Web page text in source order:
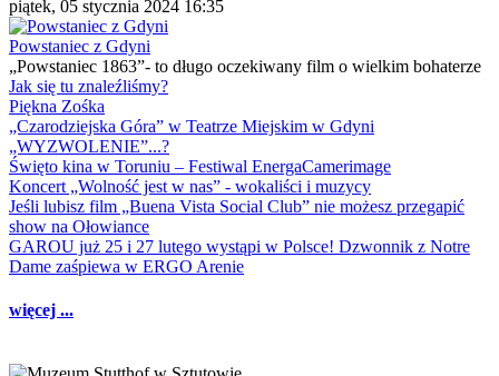
piątek, 05 stycznia 2024 16:35
Powstaniec z Gdyni
„Powstaniec 1863”- to długo oczekiwany film o wielkim bohaterze
Jak się tu znaleźliśmy?
Piękna Zośka
„Czarodziejska Góra” w Teatrze Miejskim w Gdyni
„WYZWOLENIE”...?
Święto kina w Toruniu – Festiwal EnergaCamerimage
Koncert „Wolność jest w nas” - wokaliści i muzycy
Jeśli lubisz film „Buena Vista Social Club” nie możesz przegapić
show na Ołowiance
GAROU już 25 i 27 lutego wystąpi w Polsce! Dzwonnik z Notre
Dame zaśpiewa w ERGO Arenie
więcej ...